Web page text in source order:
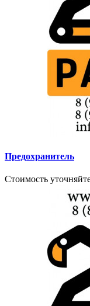
Предохранитель
Стоимость